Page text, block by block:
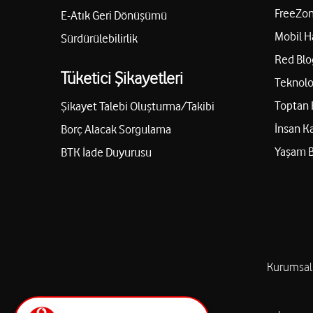
E-Atık Geri Dönüşümü
Sürdürülebilirlik
Tüketici Şikayetleri
Şikayet Talebi Oluşturma/Takibi
Borç Alacak Sorgulama
BTK İade Duyurusu
Mobil
Red
Toptan
İnsan
Yaşam
Kurumsal